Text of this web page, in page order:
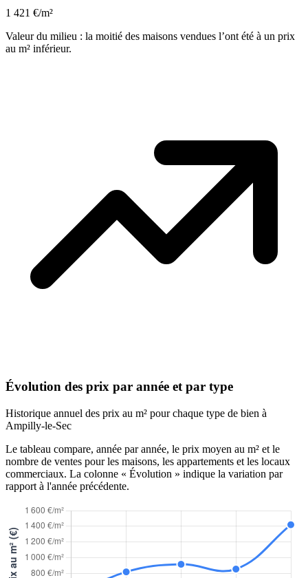
1 421 €/m²
Valeur du milieu : la moitié des maisons vendues l’ont été à un prix
au m² inférieur.
Évolution des prix par année et par type
Historique annuel des prix au m² pour chaque type de bien à
Ampilly-le-Sec
Le tableau compare, année par année, le prix moyen au m² et le
nombre de ventes pour les maisons, les appartements et les locaux
commerciaux. La colonne « Évolution » indique la variation par
rapport à l'année précédente.